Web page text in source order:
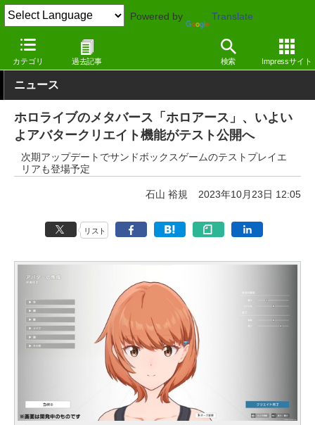
Powered by Translate
カテゴリ 過去記事 検索 Impressサイト
窓の杜 エンタメ エンタメ
ニュース
ホロライブのメタバース「ホロアース」、いよい
よアバタークリエイト機能がテスト公開へ
次期アップデートでサンドボックスゲームのテストプレイエ
リアも登場予定
石山 裕規 2023年10月23日 12:05
リスト